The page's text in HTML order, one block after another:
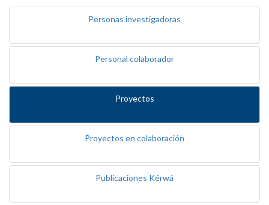
Personas investigadoras
Personal colaborador
Proyectos
Proyectos en colaboración
Publicaciones Kérwá